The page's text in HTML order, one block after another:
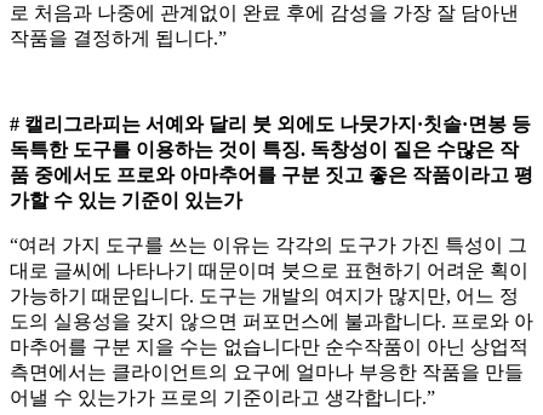
로 처음과 나중에 관계없이 완료 후에 감성을 가장 잘 담아낸
작품을 결정하게 됩니다.”
# 캘리그라피는 서예와 달리 붓 외에도 나뭇가지·칫솔·면봉 등
독특한 도구를 이용하는 것이 특징. 독창성이 짙은 수많은 작
품 중에서도 프로와 아마추어를 구분 짓고 좋은 작품이라고 평
가할 수 있는 기준이 있는가
“여러 가지 도구를 쓰는 이유는 각각의 도구가 가진 특성이 그
대로 글씨에 나타나기 때문이며 붓으로 표현하기 어려운 획이
가능하기 때문입니다. 도구는 개발의 여지가 많지만, 어느 정
도의 실용성을 갖지 않으면 퍼포먼스에 불과합니다. 프로와 아
마추어를 구분 지을 수는 없습니다만 순수작품이 아닌 상업적
측면에서는 클라이언트의 요구에 얼마나 부응한 작품을 만들
어낼 수 있는가가 프로의 기준이라고 생각합니다.”